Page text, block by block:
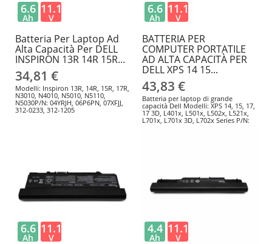
Batteria Per Laptop Ad
Alta Capacità Per DELL
INSPIRON 13R 14R 15R...
34,81 €
Modelli: Inspiron 13R, 14R, 15R, 17R,
N3010, N4010, N5010, N5110,
N5030P/N: 04YRJH, 06P6PN, 07XFJJ,
312-0233, 312-1205
6.6
Ah
11.1
V
BATTERIA PER
COMPUTER PORTATILE
AD ALTA CAPACITÀ PER
DELL XPS 14 15...
43,83 €
Batteria per laptop di grande
capacità Dell Modelli: XPS 14, 15, 17,
17 3D, L401x, L501x, L502x, L521x,
L701x, L701x 3D, L702x Series P/N:
6.6
Ah
11.1
V
6.6
Ah
11.1
V
4.4
Ah
11.1
V